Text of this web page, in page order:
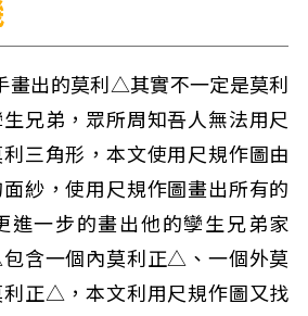
畫出的莫利△其實不一定是莫利
兄弟，眾所周知吾人無法用尺
三角形，本文使用尺規作圖由
紗，使用尺規作圖畫出所有的
進一步的畫出他的孿生兄弟家
含一個內莫利正△、一個外莫
正△，本文利用尺規作圖又找